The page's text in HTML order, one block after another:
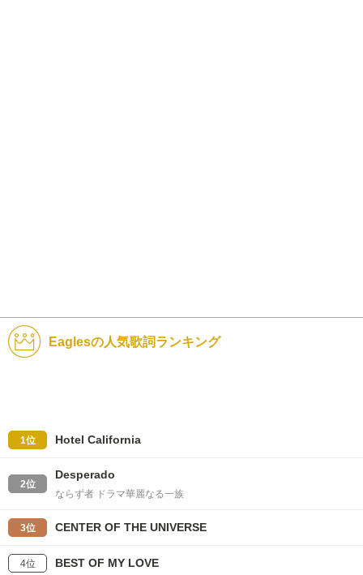
Eaglesの人気歌詞ランキング
1位 Hotel California
2位
Desperado
ならず者 ドラマ華麗なる一族
3位 CENTER OF THE UNIVERSE
4位 BEST OF MY LOVE